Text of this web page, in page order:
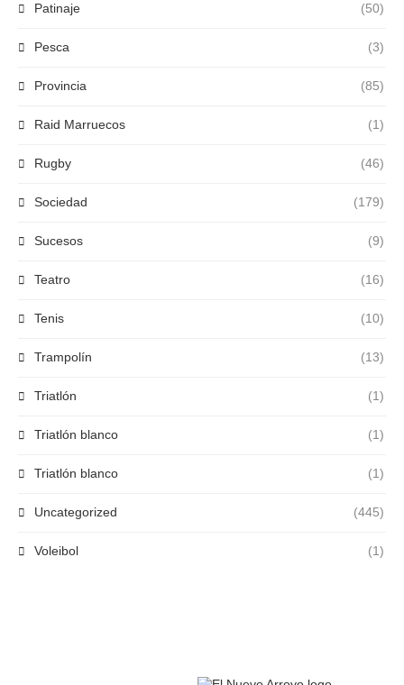
Patinaje (50)
Pesca (3)
Provincia (85)
Raid Marruecos (1)
Rugby (46)
Sociedad (179)
Sucesos (9)
Teatro (16)
Tenis (10)
Trampolín (13)
Triatlón (1)
Triatlón blanco (1)
Triatlón blanco (1)
Uncategorized (445)
Voleibol (1)